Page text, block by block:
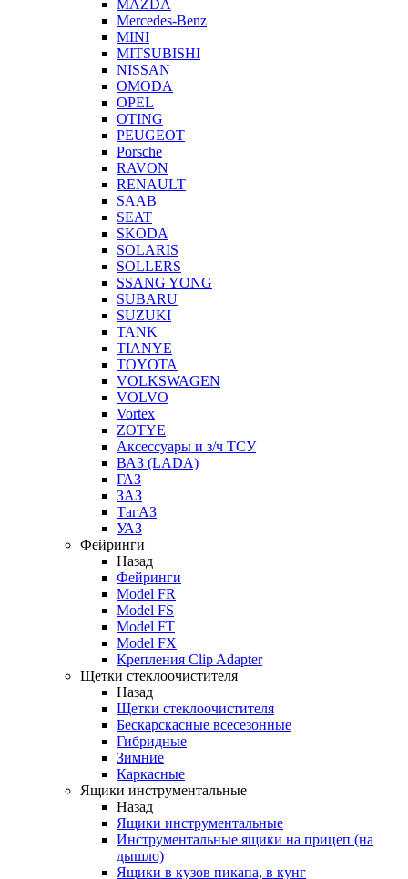
MAZDA
Mercedes-Benz
MINI
MITSUBISHI
NISSAN
OMODA
OPEL
OTING
PEUGEOT
Porsche
RAVON
RENAULT
SAAB
SEAT
SKODA
SOLARIS
SOLLERS
SSANG YONG
SUBARU
SUZUKI
TANK
TIANYE
TOYOTA
VOLKSWAGEN
VOLVO
Vortex
ZOTYE
Аксессуары и з/ч ТСУ
ВАЗ (LADA)
ГАЗ
ЗАЗ
ТагАЗ
УАЗ
Фейринги
Назад
Фейринги
Model FR
Model FS
Model FT
Model FX
Крепления Clip Adapter
Щетки стеклоочистителя
Назад
Щетки стеклоочистителя
Бескарскасные всесезонные
Гибридные
Зимние
Каркасные
Ящики инструментальные
Назад
Ящики инструментальные
Инструментальные ящики на прицеп (на
дышло)
Ящики в кузов пикапа, в кунг